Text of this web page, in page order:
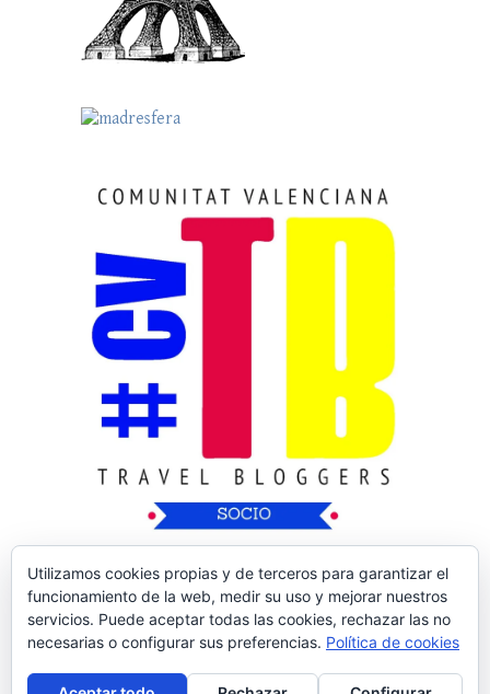
Copyright © 2026Nos Vamos de Rutica| Tema
Utilizamos cookies propias y de terceros para garantizar el
funcionamiento de la web, medir su uso y mejorar nuestros
servicios. Puede aceptar todas las cookies, rechazar las no
necesarias o configurar sus preferencias. Política de cookies